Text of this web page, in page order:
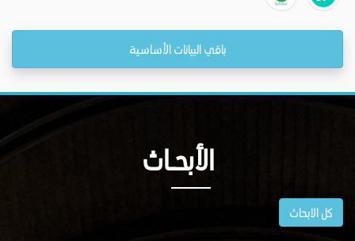
باقي البيانات الأساسية
الأبحــاث
كل الابحاث